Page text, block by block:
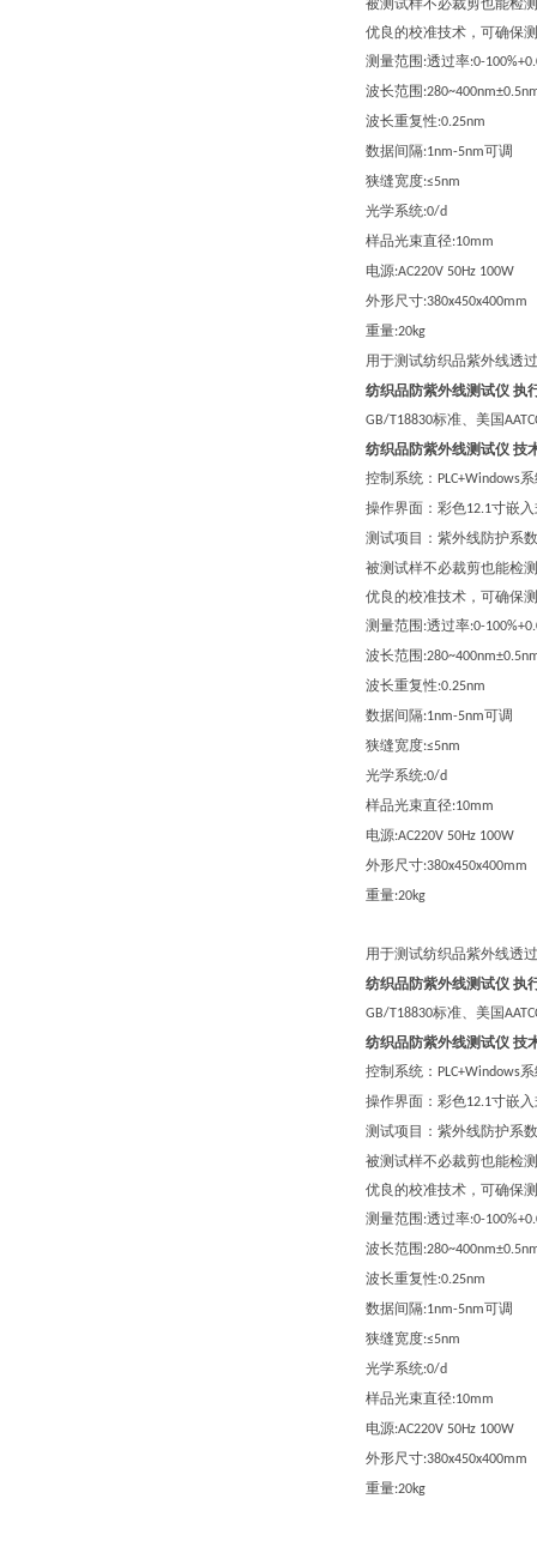
被测试样不必裁剪也能检
优良的校准技术，可确保
测量范围 :透过率:0-
波长范围
波长重复性:0.25nm
数据间隔:1nm-5nm可调
狭缝宽度:≤5nm
光学系统:0/d
样品光束直径:10mm
电源:AC220V 50Hz 100W
外形尺寸:380x450x400mm
重量:20kg
用于测试纺织品紫外线透
纺织品防紫外线测试仪 执
GB/T18830标准、美国
纺织品防紫外线测试仪 技
控制系统： PLC+Windows
操作界面：彩色12.1寸嵌
测试项目： 紫外线防护系数
被测试样不必裁剪也能检
优良的校准技术，可确保
测量范围 :透过率:0-
波长范围
波长重复性:0.25nm
数据间隔:1nm-5nm可调
狭缝宽度:≤5nm
光学系统:0/d
样品光束直径:10mm
电源:AC220V 50Hz 100W
外形尺寸:380x450x400mm
重量:20kg
用于测试纺织品紫外线透
纺织品防紫外线测试仪 执
GB/T18830标准、美国
纺织品防紫外线测试仪 技
控制系统： PLC+Windows
操作界面：彩色12.1寸嵌
测试项目： 紫外线防护系数
被测试样不必裁剪也能检
优良的校准技术，可确保
测量范围 :透过率:0-
波长范围
波长重复性:0.25nm
数据间隔:1nm-5nm可调
狭缝宽度:≤5nm
光学系统:0/d
样品光束直径:10mm
电源:AC220V 50Hz 100W
外形尺寸:380x450x400mm
重量:20kg